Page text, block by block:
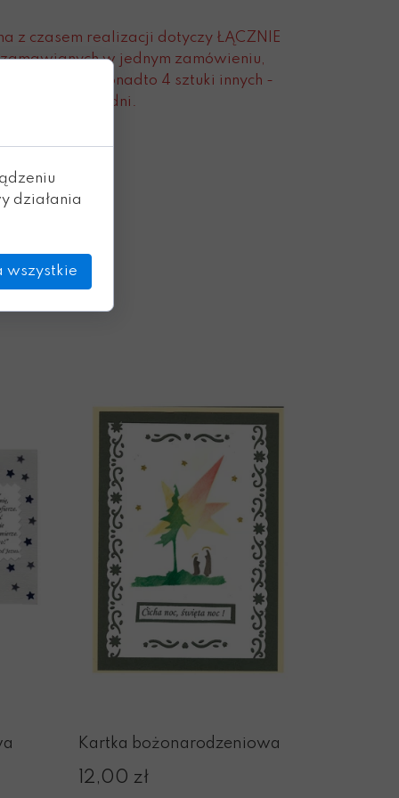
z czasem realizacji dotyczy ŁĄCZNIE
w jednym zamówieniu,
figurki, ale ponadto 4 sztuki innych -
ok. 7 dni.
Kartka bożonarodzeniowa
12,00 zł
działania
wszystkie